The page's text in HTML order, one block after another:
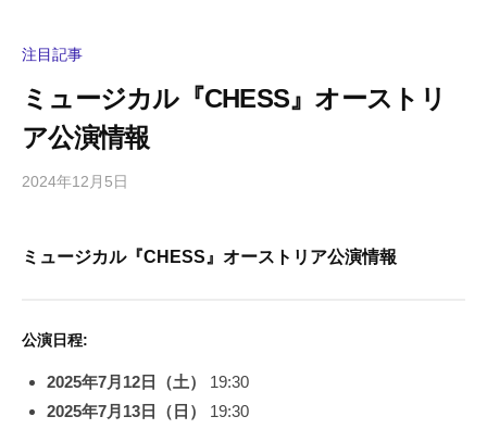
注目記事
ミュージカル『CHESS』オーストリ
ア公演情報
2024年12月5日
i
y
の
ミュージカル『CHESS』オーストリア公演情報
公演日程:
2025年7月12日（土）
19:30
2025年7月13日（日）
19:30